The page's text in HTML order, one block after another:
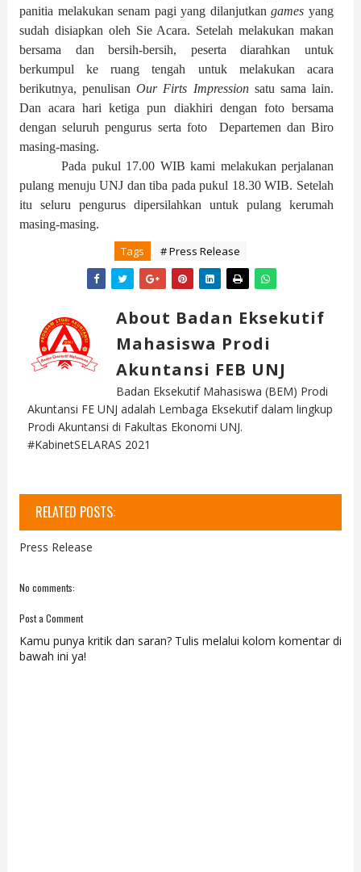
panitia melakukan senam pagi yang dilanjutkangames yang
sudah disiapkan oleh Sie Acara. Setelah melakukan makan
bersama dan bersih-bersih,
peserta diarahkan untuk
berkumpul ke ruang tengah untuk melakukan acara
berikutnya, penulisanOur Firts Impressionsatu sama lain.
Dan acara hari ketiga pun diakhiri dengan foto bersama
dengan seluruh pengurus serta foto
Departemen dan Biro
masing-masing.
Pada pukul 17.00 WIB kami melakukan perjalanan
pulang menuju UNJ dan tiba pada pukul 18.30 WIB. Setelah
itu seluru pengurus dipersilahkan untuk pulang kerumah
masing-masing.
Tags # Press Release
About Badan Eksekutif
Mahasiswa Prodi
Akuntansi FEB UNJ
Badan Eksekutif Mahasiswa (BEM) Prodi
Akuntansi FE UNJ adalah Lembaga Eksekutif dalam lingkup
Prodi Akuntansi di Fakultas Ekonomi UNJ.
#KabinetSELARAS 2021
RELATED POSTS:
Press Release
No comments:
Post a Comment
Kamu punya kritik dan saran? Tulis melalui kolom komentar di
bawah ini ya!